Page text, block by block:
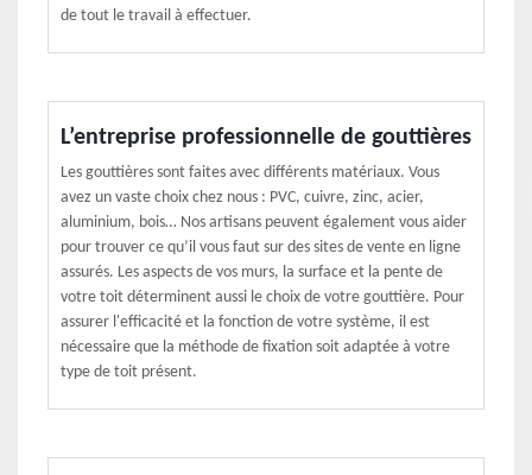
de tout le travail à effectuer.
L’entreprise professionnelle de gouttières
Les gouttières sont faites avec différents matériaux. Vous
avez un vaste choix chez nous : PVC, cuivre, zinc, acier,
aluminium, bois… Nos artisans peuvent également vous aider
pour trouver ce qu’il vous faut sur des sites de vente en ligne
assurés. Les aspects de vos murs, la surface et la pente de
votre toit déterminent aussi le choix de votre gouttière. Pour
assurer l'efficacité et la fonction de votre système, il est
nécessaire que la méthode de fixation soit adaptée à votre
type de toit présent.